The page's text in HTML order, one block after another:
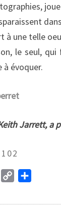
à une telle
le seul,
à évoquer.
Jarrett, a
102
p
r